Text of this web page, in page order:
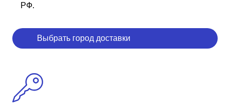
РФ.
Выбрать город доставки